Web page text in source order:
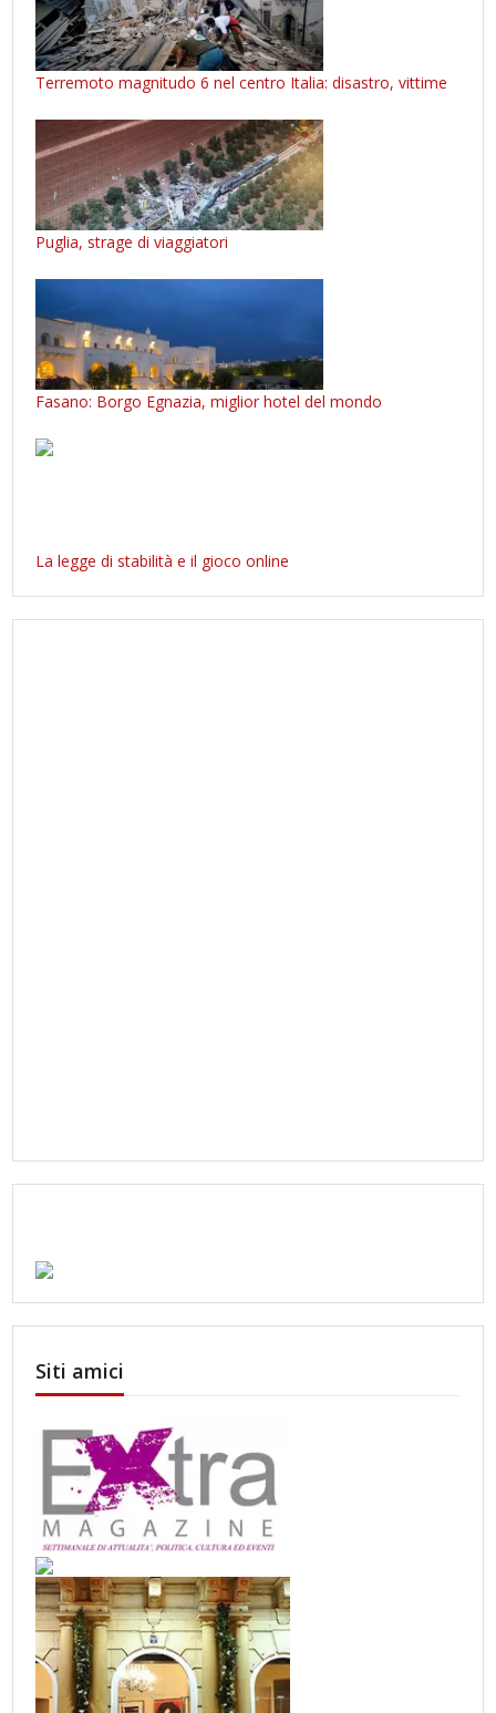
Terremoto magnitudo 6 nel centro Italia: disastro, vittime
Puglia, strage di viaggiatori
Fasano: Borgo Egnazia, miglior hotel del mondo
La legge di stabilità e il gioco online
Siti amici